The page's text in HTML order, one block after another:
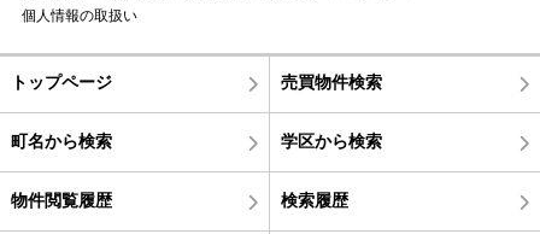
個人情報の取扱い
トップページ 売買物件検索
町名から検索 学区から検索
物件閲覧履歴 検索履歴